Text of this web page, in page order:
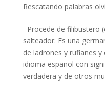
Rescatando palabras
Procede de filibustero
salteador. Es una
de ladrones y rufianes
idioma español con
verdadera y de otros